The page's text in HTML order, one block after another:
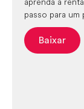
passo para
Baixar